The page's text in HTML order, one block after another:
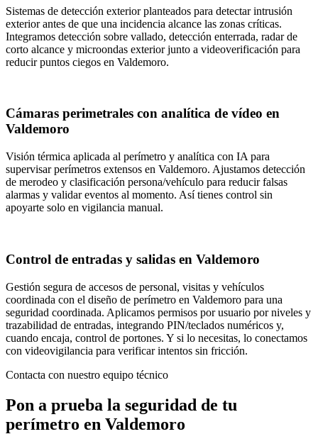
Sistemas de detección exterior planteados para detectar intrusión
exterior antes de que una incidencia alcance las zonas críticas.
Integramos detección sobre vallado, detección enterrada, radar de
corto alcance y microondas exterior junto a videoverificación para
reducir puntos ciegos en Valdemoro.
Cámaras perimetrales con analítica de vídeo en
Valdemoro
Visión térmica aplicada al perímetro y analítica con IA para
supervisar perímetros extensos en Valdemoro. Ajustamos detección
de merodeo y clasificación persona/vehículo para reducir falsas
alarmas y validar eventos al momento. Así tienes control sin
apoyarte solo en vigilancia manual.
Control de entradas y salidas en Valdemoro
Gestión segura de accesos de personal, visitas y vehículos
coordinada con el diseño de perímetro en Valdemoro para una
seguridad coordinada. Aplicamos permisos por usuario por niveles y
trazabilidad de entradas, integrando PIN/teclados numéricos y,
cuando encaja, control de portones. Y si lo necesitas, lo conectamos
con videovigilancia para verificar intentos sin fricción.
Contacta con nuestro equipo técnico
Pon a prueba la seguridad de tu
perímetro en Valdemoro